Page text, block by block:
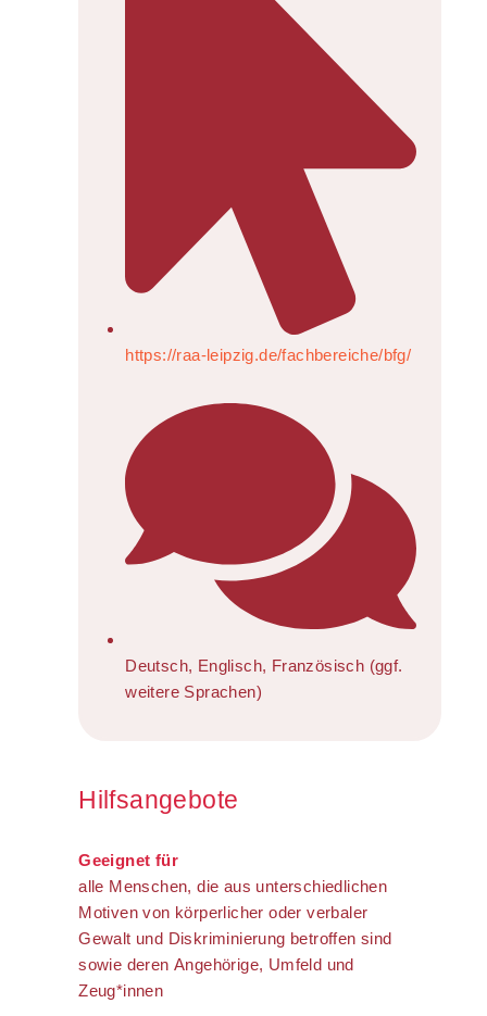
https://raa-leipzig.de/fachbereiche/bfg/
Deutsch, Englisch, Französisch (ggf.
weitere Sprachen)
Hilfsangebote
Geeignet für
alle Menschen, die aus unterschiedlichen
Motiven von körperlicher oder verbaler
Gewalt und Diskriminierung betroffen sind
sowie deren Angehörige, Umfeld und
Zeug*innen